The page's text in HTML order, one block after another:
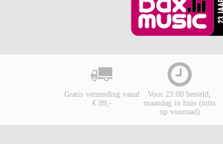
Gratis verzending vanaf
€ 99,-
Voor 23:00 besteld,
maandag in huis (mits
op voorraad)